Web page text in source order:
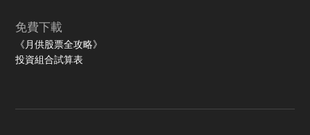
免費下載
《月供股票全攻略》
投資組合試算表